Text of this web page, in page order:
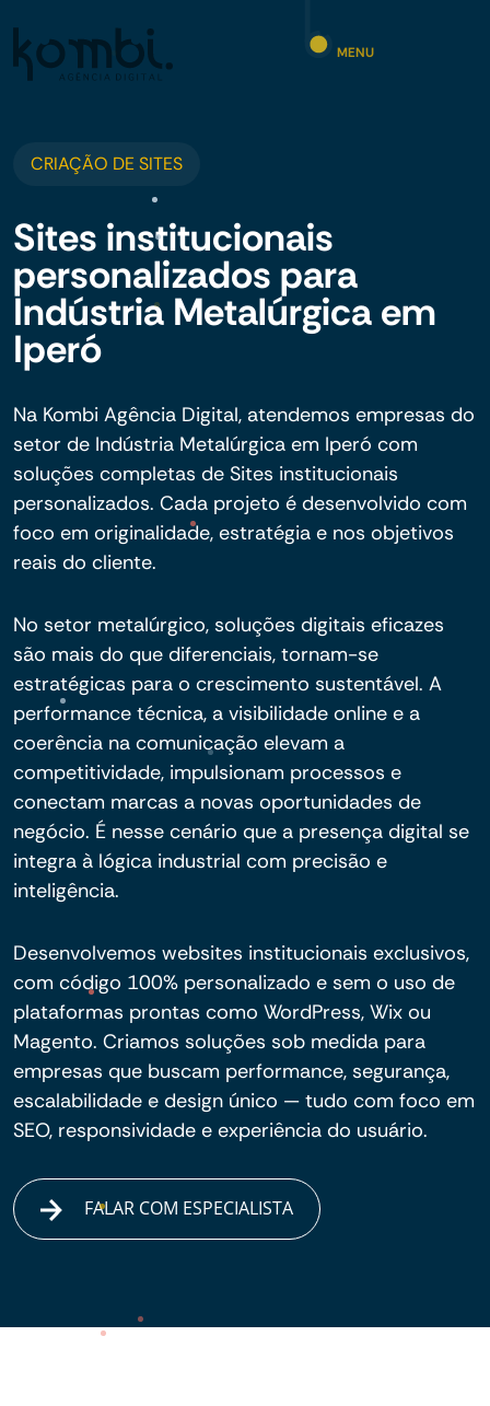
MENU
CRIAÇÃO DE SITES
Sites institucionais
personalizados para
Indústria Metalúrgica em
Iperó
Na Kombi Agência Digital, atendemos empresas do
setor de Indústria Metalúrgica em Iperó com
soluções completas de Sites institucionais
personalizados. Cada projeto é desenvolvido com
foco em originalidade, estratégia e nos objetivos
reais do cliente.
No setor metalúrgico, soluções digitais eficazes
são mais do que diferenciais, tornam-se
estratégicas para o crescimento sustentável. A
performance técnica, a visibilidade online e a
coerência na comunicação elevam a
competitividade, impulsionam processos e
conectam marcas a novas oportunidades de
negócio. É nesse cenário que a presença digital se
integra à lógica industrial com precisão e
inteligência.
Desenvolvemos websites institucionais exclusivos,
com código 100% personalizado e sem o uso de
plataformas prontas como WordPress, Wix ou
Magento. Criamos soluções sob medida para
empresas que buscam performance, segurança,
escalabilidade e design único — tudo com foco em
SEO, responsividade e experiência do usuário.
FALAR COM ESPECIALISTA